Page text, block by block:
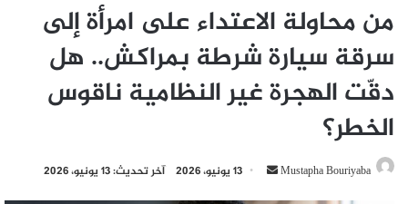
من محاولة الاعتداء على امرأة إلى
سرقة سيارة شرطة بمراكش.. هل
دقّت الهجرة غير النظامية ناقوس
الخطر؟
Mustapha Bouriyaba
أرسل 13 يونيو، 2026 آخر تحديث: 13 يونيو، 2026